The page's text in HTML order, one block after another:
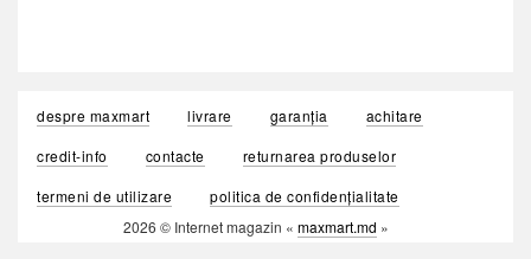
despre maxmart livrare garanția
achitare
credit-info
contacte
returnarea produselor
termeni de utilizare
politica de confidențialitate
2026 © Internet magazin « maxmart.md »